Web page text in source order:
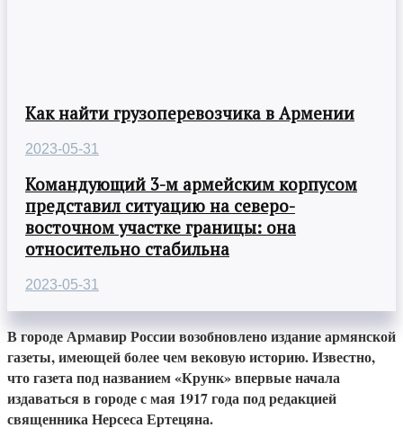
Как найти грузоперевозчика в Армении
2023-05-31
Командующий 3-м армейским корпусом
представил ситуацию на северо-
восточном участке границы: она
относительно стабильна
2023-05-31
В городе Армавир России возобновлено издание армянской
газеты, имеющей более чем вековую историю. Известно,
что газета под названием «Крунк» впервые начала
издаваться в городе с мая 1917 года под редакцией
священника Нерсеса Ертецяна.